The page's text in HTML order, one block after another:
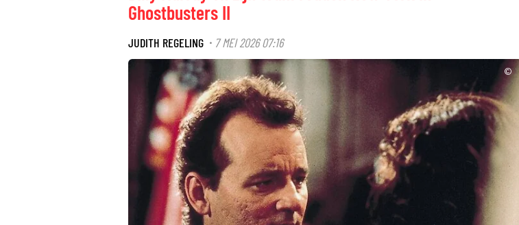
Ghostbusters II
JUDITH REGELING · 7 MEI 2026 07:16
©